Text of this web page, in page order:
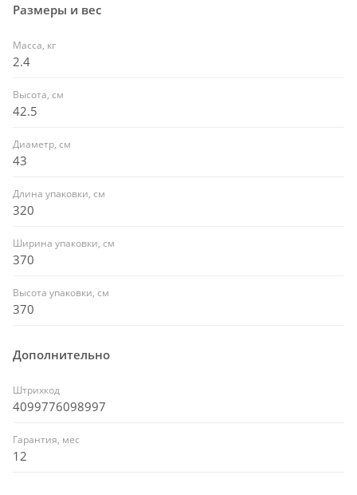
Размеры и вес
Масса, кг
2.4
Высота, см
42.5
Диаметр, см
43
Длина упаковки, см
320
Ширина упаковки, см
370
Высота упаковки, см
370
Дополнительно
Штрихкод
4099776098997
Гарантия, мес
12